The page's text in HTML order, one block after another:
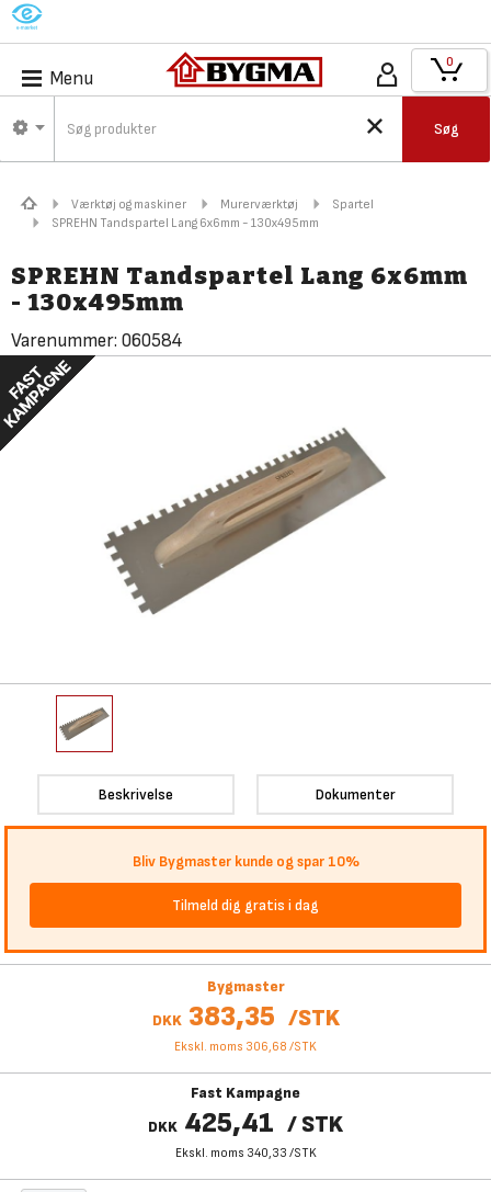
M
Menu
Søg
0
Værktøj og maskiner Murerværktøj
Spartel
SPREHN Tandspartel Lang 6x6mm - 130x495mm
SPREHN Tandspartel Lang 6x6mm
- 130x495mm
Varenummer: 060584
Beskrivelse Dokumenter
Bliv Bygmaster kunde og spar 10%
Tilmeld dig gratis i dag
Bygmaster
DKK 383,35 /STK
Ekskl. moms 306,68 /STK
Fast Kampagne
DKK 425,41 /STK
Ekskl. moms 340,33 /STK